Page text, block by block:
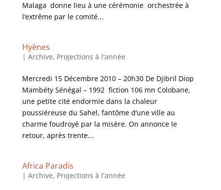
Malaga donne lieu à une cérémonie orchestrée à
l’extrême par le comité...
Hyènes
| Archive, Projections à l'année
Mercredi 15 Décembre 2010 – 20h30 De Djibril Diop
Mambéty Sénégal – 1992 fiction 106 mn Colobane,
une petite cité endormie dans la chaleur
poussiéreuse du Sahel, fantôme d’une ville au
charme foudroyé par la misère. On annonce le
retour, après trente...
Africa Paradis
| Archive, Projections à l'année